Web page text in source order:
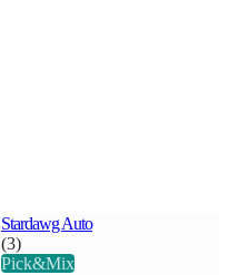
Stardawg Auto
(3)
Pick&Mix